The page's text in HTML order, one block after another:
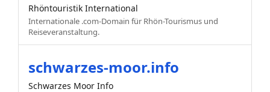
Rhöntouristik International
Internationale .com-Domain für Rhön-Tourismus und
Reiseveranstaltung.
schwarzes-moor.info
Schwarzes Moor Info